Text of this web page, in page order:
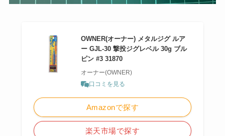
OWNER(オーナー) メタルジグ ルア
ー GJL-30 撃投ジグレベル 30g ブル
ピン #3 31870
オーナー(OWNER)
口コミを見る
Amazonで探す
楽天市場で探す